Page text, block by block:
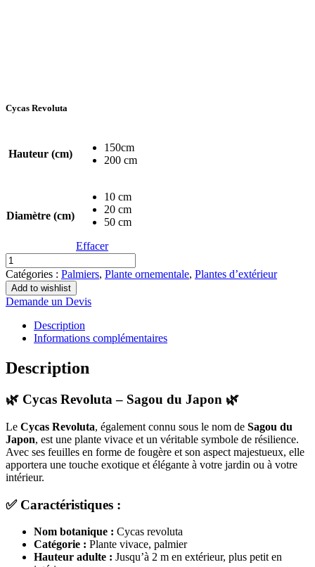
Cycas Revoluta
Hauteur (cm)
150cm
200 cm
Diamètre (cm)
10 cm
20 cm
50 cm
Effacer
quantité
de
Cycas
Revoluta
Catégories : Palmiers, Plante ornementale, Plantes d’extérieur
Add to wishlist
Demande un Devis
Description
Informations complémentaires
Description
🌿 Cycas Revoluta – Sagou du Japon 🌿
Le Cycas Revoluta, également connu sous le nom de Sagou du
Japon, est une plante vivace et un véritable symbole de résilience.
Avec ses feuilles en forme de fougère et son aspect majestueux, elle
apportera une touche exotique et élégante à votre jardin ou à votre
intérieur.
✅ Caractéristiques :
Nom botanique : Cycas revoluta
Catégorie : Plante vivace, palmier
Hauteur adulte : Jusqu’à 2 m en extérieur, plus petit en